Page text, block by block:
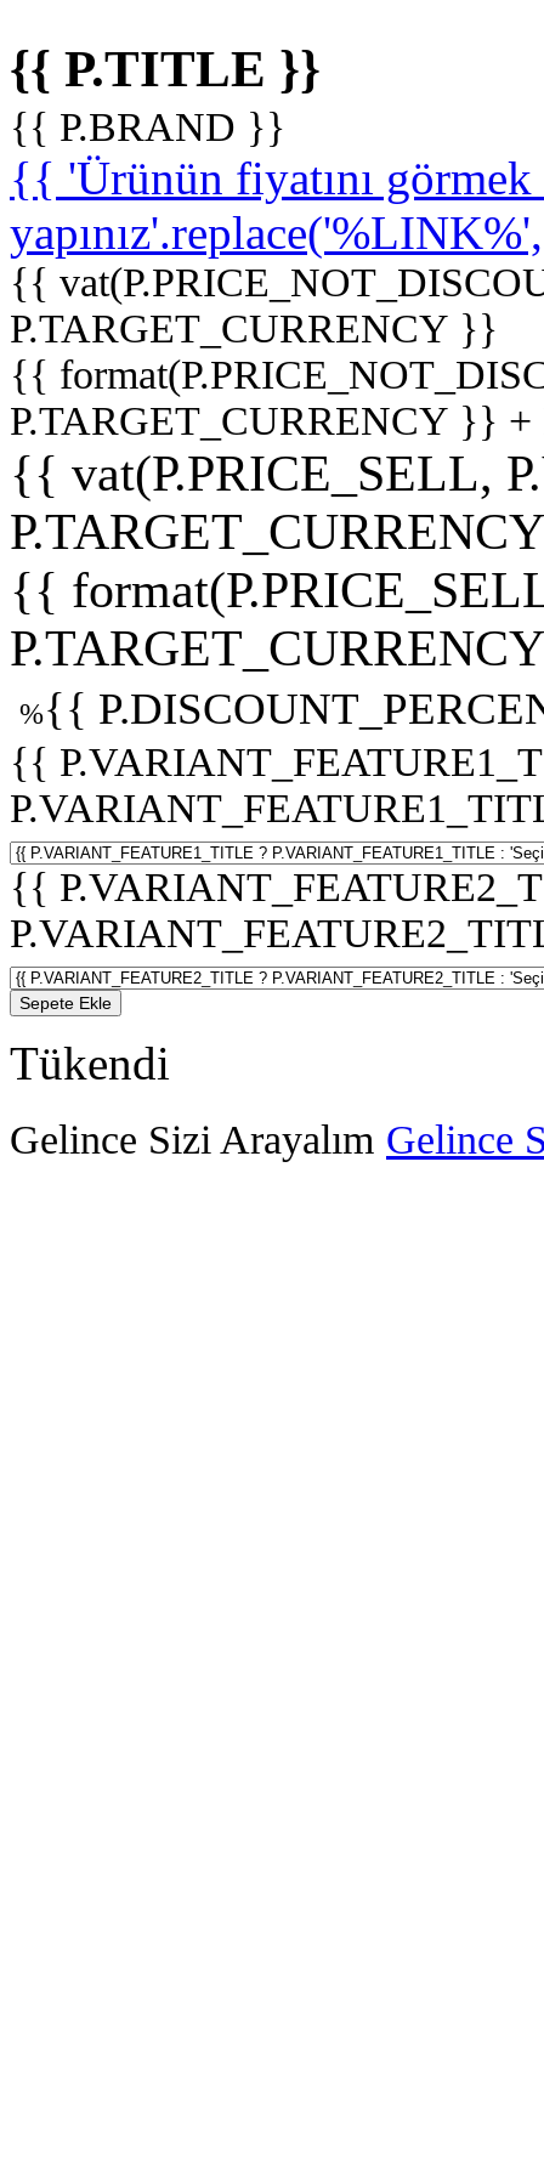
{{ P.TITLE }}
{{ P.BRAND }}
{{ 'Ürünün fiyatını
{{
P.TARGET_CURRENCY }}
{{
P.TARGET_CURRENCY }}
{{ vat(P.PRICE_SELL,
{{
%{{
{{
{{
Sepete Ekle
Tükendi
Gelince Sizi Arayalım Gelince